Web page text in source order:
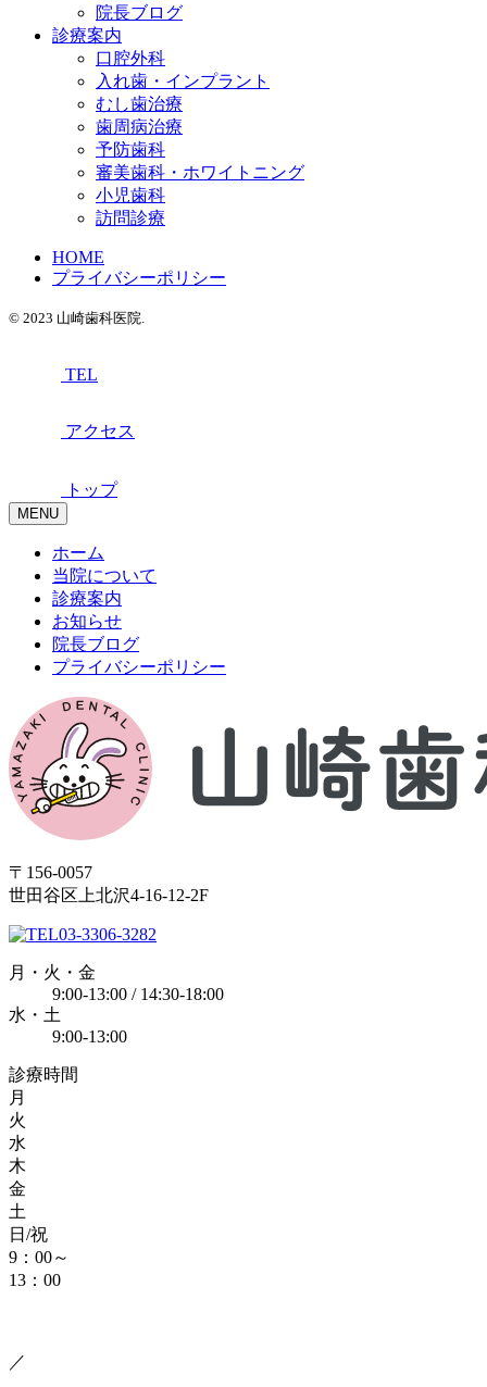
院長ブログ
診療案内
口腔外科
入れ歯・インプラント
むし歯治療
歯周病治療
予防歯科
審美歯科・ホワイトニング
小児歯科
訪問診療
HOME
プライバシーポリシー
© 2023 山崎歯科医院.
TEL
アクセス
トップ
MENU
ホーム
当院について
診療案内
お知らせ
院長ブログ
プライバシーポリシー
〒156-0057
世田谷区上北沢4-16-12‐2F
03-3306-3282
月・火・金
9:00-13:00 / 14:30-18:00
水・土
9:00-13:00
診療時間
月
火
水
木
金
土
日/祝
9：00～
13：00
／